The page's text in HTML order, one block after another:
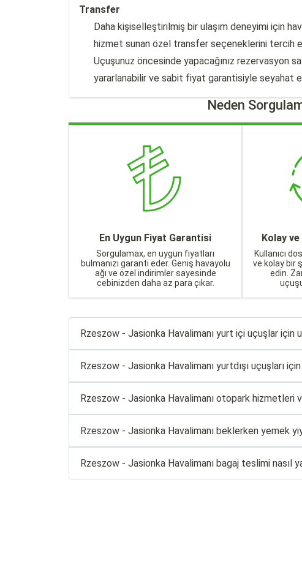
Transfer
Daha kişiselleştirilmiş bir ulaşım deneyimi için
hizmet sunan özel transfer seçeneklerini tercih
Uçuşunuz öncesinde yapacağınız rezervasyon
yararlanabilir ve sabit fiyat garantisiyle seyahat
Neden
En Uygun Fiyat Garantisi
Sorgulamax, en uygun fiyatları
bulmanızı garanti eder. Geniş havayolu
ağı ve özel indirimler sayesinde
cebinizden daha az para çıkar.
Kolay ve
Kullanıcı
ve kolay bir
edin.
Rzeszow - Jasionka Havalimanı yurt içi uçuşlar için
Rzeszow - Jasionka Havalimanı yurtdışı uçuşları
Rzeszow - Jasionka Havalimanı otopark hizmetleri
Rzeszow - Jasionka Havalimanı beklerken yemek
Rzeszow - Jasionka Havalimanı bagaj teslimi nasıl